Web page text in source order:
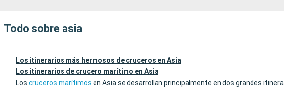
Todo sobre asia
Los itinerarios más hermosos de cruceros en Asia
Los itinerarios de crucero marítimo en Asia
Los cruceros marítimos en Asia se desarrollan principalmente en dos grandes